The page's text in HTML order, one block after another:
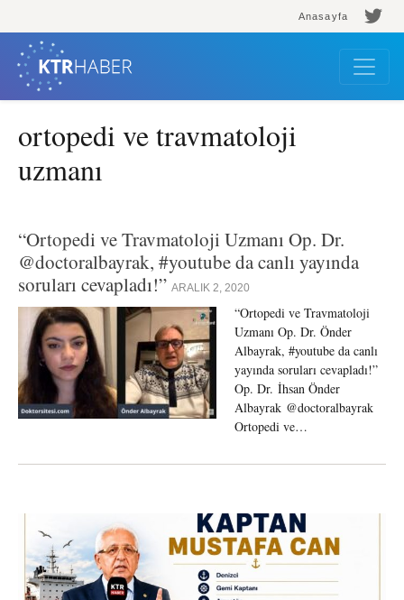
Anasayfa
ortopedi ve travmatoloji
uzmanı
“Ortopedi ve Travmatoloji Uzmanı Op. Dr.
@doctoralbayrak, #youtube da canlı yayında
soruları cevapladı!” ARALIK 2, 2020
“Ortopedi ve Travmatoloji
Uzmanı Op. Dr. Önder
Albayrak, #youtube da canlı
yayında soruları cevapladı!”
Op. Dr. İhsan Önder
Albayrak @doctoralbayrak
Ortopedi ve…